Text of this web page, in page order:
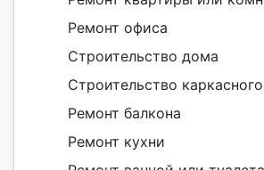
Ремонт офиса
Строительство дома
Строительство
Ремонт балкона
Ремонт кухни